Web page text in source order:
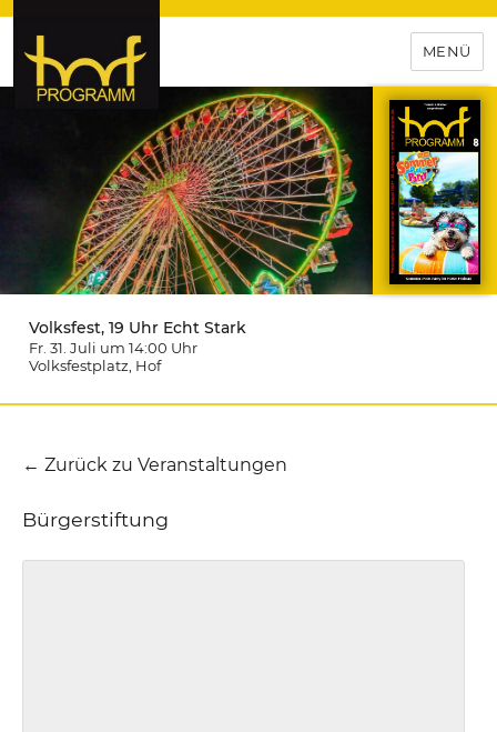
hof-programm – das
Veranstaltungsportal für
Hochfranken
MENÜ
Volksfest, 19 Uhr Echt Stark
Fr. 31. Juli um 14:00 Uhr
Volksfestplatz , Hof
← Zurück zu Veranstaltungen
Bürgerstiftung